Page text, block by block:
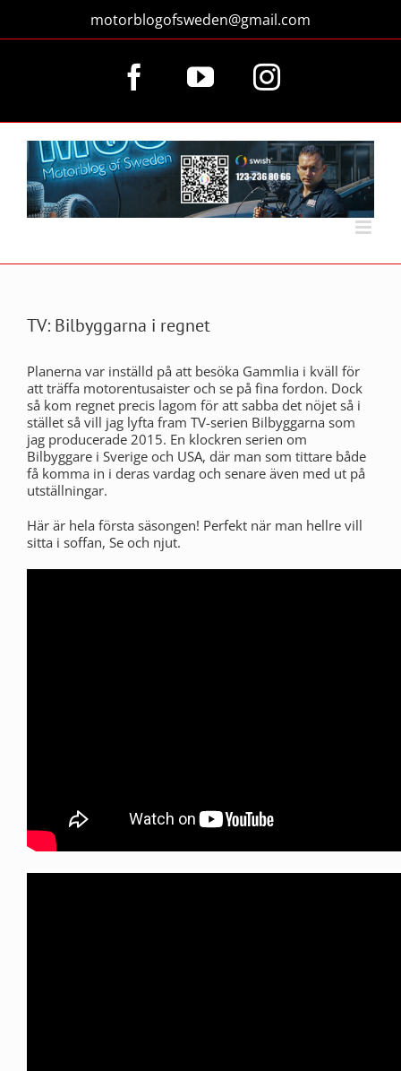
innehållet
motorblogofsweden@gmail.com
FacebookYouTubeInstagram
TV: Bilbyggarna i regnet
Planerna var inställd på att besöka Gammlia i kväll för
att träffa motorentusaister och se på fina fordon. Dock
så kom regnet precis lagom för att sabba det nöjet så i
stället så vill jag lyfta fram TV-serien Bilbyggarna som
jag producerade 2015. En klockren serien om
Bilbyggare i Sverige och USA, där man som tittare både
få komma in i deras vardag och senare även med ut på
utställningar.
Här är hela första säsongen! Perfekt när man hellre vill
sitta i soffan, Se och njut.